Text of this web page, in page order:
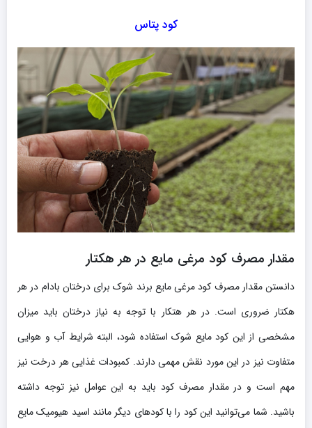
کود پتاس
مقدار مصرف کود مرغی مایع در هر هکتار
دانستن مقدار مصرف کود مرغی مایع برند شوک برای درختان بادام در هر
هکتار ضروری است. در هر هتکار با توجه به نیاز درختان باید میزان
مشخصی از این کود مایع شوک استفاده شود، البته شرایط آب و هوایی
متفاوت نیز در این مورد نقش مهمی دارند. کمبودات غذایی هر درخت نیز
مهم است و در مقدار مصرف کود باید به این عوامل نیز توجه داشته
باشید. شما می‌توانید این کود را با کودهای دیگر مانند اسید هیومیک مایع